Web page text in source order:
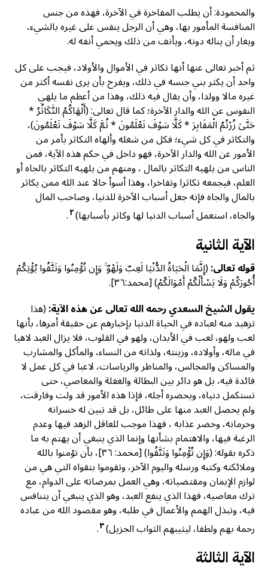
والمحمودة: أن يطلب المفاخرة في الآخرة، فهذه من جنس
المنافسة المأمور بها، وهي أن الرجل ينفس على غيره بالشيء،
ويغار أن يناله دونه، ويأنف من ذلك ويحمي أنفه له.
ثم أخبر تعالى عنها أنها تكاثر في الأموال والأولاد، فيجب على كل
واحد أن يكثر بني جنسه في ذلك، ويفرح بأن يرى نفسه أكثر من
غيره مالا وولدا، وأن يقال فيه ذلك، وهذا من أعظم ما يلهي
النفوس عن الله والدار الآخرة؛ كما قال تعالى: (أَلْهَاكُمُ التَّكَاثُرُ *
حَتَّىٰ زُرْتُمُ الْمَقَابِرَ * كَلَّا سَوْفَ تَعْلَمُونَ * ثُمَّ كَلَّا سَوْفَ تَعْلَمُونَ)،
والتكاثر في كل شيء؛ فكل من شغله وألهاه التكاثر بأمر من
الأمور عن الله والدار الآخرة، فهو داخل في حكم هذه الآية، فمن
الناس من يلهيه التكاثر بالمال ، ومنهم من يلهيه التكاثر بالجاه أو
العلم، فيجمعه تكاثرا وتفاخرا، وهذا أسوأ حالا عند الله ممن يكاثر
بالمال والجاه فإنه جعل أسباب الآخرة للدنيا، وصاحب المال
والجاه، استعمل أسباب الدنيا لها وكاثر بأسبابها)٢.
الآية الثانية
قوله تعالى:(إِنَّمَا الْحَيَاةُ الدُّنْيَا لَعِبٌ وَلَهْوٌ ۚ وَإِن تُؤْمِنُوا وَتَتَّقُوا يُؤْتِكُمْ
أُجُورَكُمْ وَلَا يَسْأَلْكُمْ أَمْوَالَكُمْ) [محمد:٣٦].
يقول الشيخ السعدي رحمه الله تعالى عن هذه الآية:(هذا
تزهيد منه لعباده في الحياة الدنيا بإخبارهم عن حقيقة أمرها، بأنها
لعب ولهو، لعب في الأبدان، ولهو في القلوب، فلا يزال العبد لاهيا
في ماله، وأولاده، وزينته، ولذاته من النساء، والمأكل والمشارب
والمساكن والمجالس، والمناظر والرياسات، لاعبا في كل عمل لا
فائدة فيه، بل هو دائر بين البطالة والغفلة والمعاصي، حتى
تستكمل دنياه، ويحضره أجله، فإذا هذه الأمور قد ولت وفارقت،
ولم يحصل العبد منها على طائل، بل قد تبين له خسرانه
وحرمانه، وحضر عذابه ، فهذا موجب للعاقل الزهد فيها وعدم
الرغبة فيها، والاهتمام بشأنها وإنما الذي ينبغي أن يهتم به ما
ذكره بقوله: (وَإِن تُؤْمِنُوا وَتَتَّقُوا) [محمد: ۳٦]، بأن تؤمنوا بالله
وملائكته وكتبه ورسله واليوم الآخر، وتقوموا بتقواه التي هي من
لوازم الإيمان ومقتضياته، وهي العمل بمرضاته على الدوام، مع
ترك معاصيه، فهذا الذي ينفع العبد، وهو الذي ينبغي أن يتنافس
فيه، وتبذل الهمم والأعمال في طلبه، وهو مقصود الله من عباده
رحمة بهم ولطفا، ليثيبهم الثواب الجزيل)٣.
الآية الثالثة